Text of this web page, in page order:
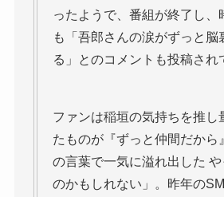
ったようで、番組が終了し、
も「吾郎さんの涙がずっと脳
る」とのコメントも投稿され
ファンは稲垣の気持ちを推し
たものが『ずっと仲間だから
の言葉で一気に溢れ出した
のかもしれない」。昨年の